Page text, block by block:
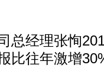
经理张恂
比往年激增